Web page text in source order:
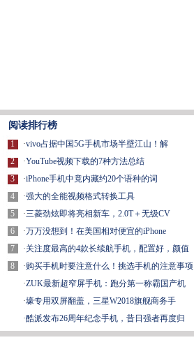
阅读排行榜
1
2
3
4
5
6
7
8
·vivo占据中国5G手机市场半壁江山！解
·YouTube视频下载的7种方法总结
·iPhone手机中竟内藏约20个语种的词
·强大的全能视频格式转换工具
·三菱劲炫即将亮相新车，2.0T＋无级CV
·万万没想到！在美国相对便宜的iPhone
·关注度最高的4款长续航手机，配置好，颜值
·购买手机时要注意什么！挑选手机的注意事项
·ZUK最新超窄屏手机：跑分第一称霸国产机
·壕专用双屏翻盖，三星W2018旗舰商务手
·酷派发布26周年纪念手机，昔日强者再度归